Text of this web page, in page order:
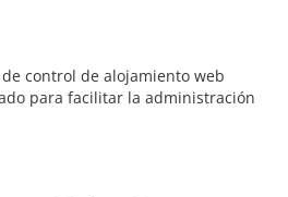
control de alojamiento web
para facilitar la administración